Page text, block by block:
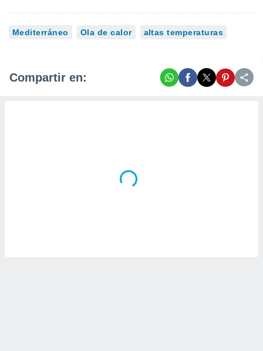
Mediterráneo Ola de calor altas temperaturas
Compartir en: